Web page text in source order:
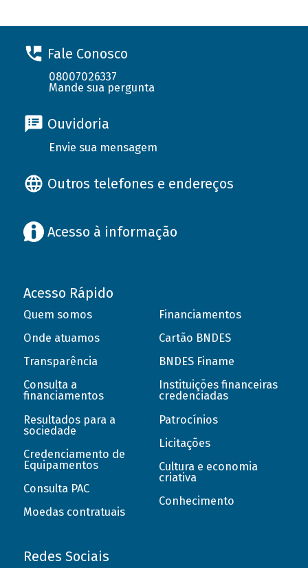
Fale Conosco
08007026337
Mande sua pergunta
Ouvidoria
Envie sua mensagem
Outros telefones e endereços
Acesso à informação
Acesso Rápido
Quem somos
Onde atuamos
Transparência
Consulta a
financiamentos
Resultados para a
sociedade
Credenciamento de
Equipamentos
Consulta PAC
Moedas contratuais
Financiamentos
Cartão BNDES
BNDES Finame
Instituições financeiras
credenciadas
Patrocínios
Licitações
Cultura e economia
criativa
Conhecimento
Redes Sociais